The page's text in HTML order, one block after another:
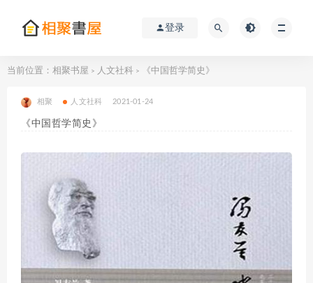
登录
当前位置： 相聚书屋 > 人文社科 > 《中国哲学简史》
相聚 人文社科 2021-01-24
《中国哲学简史》